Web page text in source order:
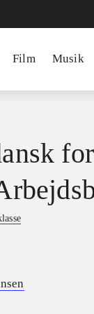
Film Musik